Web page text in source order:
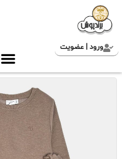
ورود | عضویت